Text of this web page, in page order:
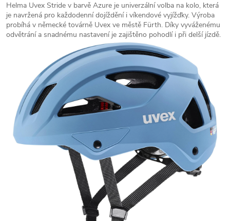
Helma Uvex Stride v barvě Azure je univerzální volba na kolo, která
je navržená pro každodenní dojíždění i víkendové vyjížďky. Výroba
probíhá v německé továrně Uvex ve městě Fürth. Díky vyváženému
odvětrání a snadnému nastavení je zajištěno pohodlí i při delší jízdě.